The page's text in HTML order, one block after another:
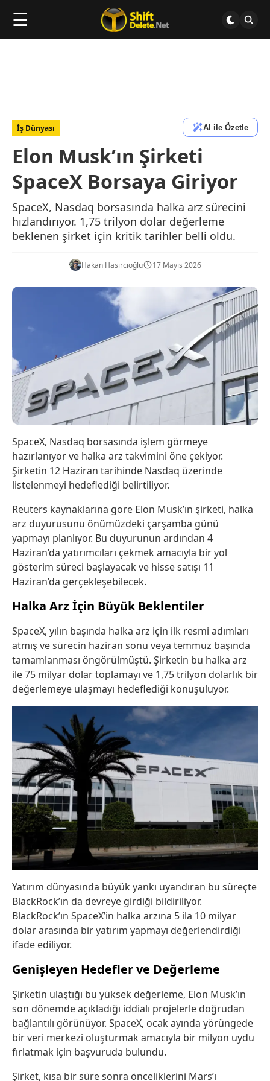
☰
İş Dünyası AI ile Özetle
Elon Musk’ın Şirketi
SpaceX Borsaya Giriyor
SpaceX, Nasdaq borsasında halka arz sürecini
hızlandırıyor. 1,75 trilyon dolar değerleme
beklenen şirket için kritik tarihler belli oldu.
Hakan Hasırcıoğlu 17 Mayıs 2026
SpaceX, Nasdaq borsasında işlem görmeye
hazırlanıyor ve halka arz takvimini öne çekiyor.
Şirketin 12 Haziran tarihinde Nasdaq üzerinde
listelenmeyi hedeflediği belirtiliyor.
Reuters kaynaklarına göre Elon Musk’ın şirketi, halka
arz duyurusunu önümüzdeki çarşamba günü
yapmayı planlıyor. Bu duyurunun ardından 4
Haziran’da yatırımcıları çekmek amacıyla bir yol
gösterim süreci başlayacak ve hisse satışı 11
Haziran’da gerçekleşebilecek.
Halka Arz İçin Büyük Beklentiler
SpaceX, yılın başında halka arz için ilk resmi adımları
atmış ve sürecin haziran sonu veya temmuz başında
tamamlanması öngörülmüştü. Şirketin bu halka arz
ile 75 milyar dolar toplamayı ve 1,75 trilyon dolarlık bir
değerlemeye ulaşmayı hedeflediği konuşuluyor.
Yatırım dünyasında büyük yankı uyandıran bu süreçte
BlackRock’ın da devreye girdiği bildiriliyor.
BlackRock’ın SpaceX’in halka arzına 5 ila 10 milyar
dolar arasında bir yatırım yapmayı değerlendirdiği
ifade ediliyor.
Genişleyen Hedefler ve Değerleme
Şirketin ulaştığı bu yüksek değerleme, Elon Musk’ın
son dönemde açıkladığı iddialı projelerle doğrudan
bağlantılı görünüyor. SpaceX, ocak ayında yörüngede
bir veri merkezi oluşturmak amacıyla bir milyon uydu
fırlatmak için başvuruda bulundu.
Şirket, kısa bir süre sonra önceliklerini Mars’ı